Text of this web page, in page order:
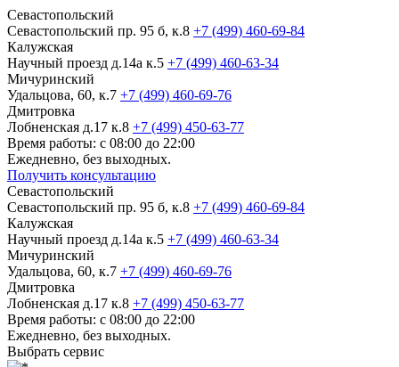
Севастопольский
Севастопольский пр. 95 б, к.8 +7 (499) 460-69-84
Калужская
Научный проезд д.14а к.5 +7 (499) 460-63-34
Мичуринский
Удальцова, 60, к.7 +7 (499) 460-69-76
Дмитровка
Лобненская д.17 к.8 +7 (499) 450-63-77
Время работы: с 08:00 до 22:00
Ежедневно, без выходных.
Получить консультацию
Севастопольский
Севастопольский пр. 95 б, к.8 +7 (499) 460-69-84
Калужская
Научный проезд д.14а к.5 +7 (499) 460-63-34
Мичуринский
Удальцова, 60, к.7 +7 (499) 460-69-76
Дмитровка
Лобненская д.17 к.8 +7 (499) 450-63-77
Время работы: с 08:00 до 22:00
Ежедневно, без выходных.
Выбрать сервис